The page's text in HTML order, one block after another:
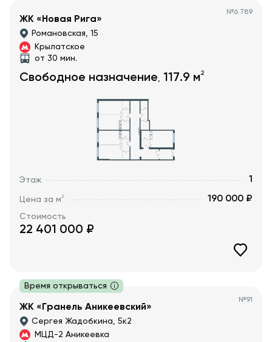
№6 789
ЖК «Новая Рига»
Романовская, 15
Крылатское
от 30 мин.
Свободное назначение, 117.9 м2
Этаж 1
Цена за м2 190 000 ₽
Стоимость
22 401 000 ₽
Время открываться
№91
ЖК «Гранель Аникеевский»
Сергея Жадобкина, 5к2
МЦД-2 Аникеевка